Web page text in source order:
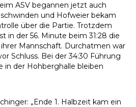
ASV begannen jetzt auch
und Hofweier bekam
über die Partie. Trotzdem
in der 56. Minute beim 31:28 die
Mannschaft. Durchatmen war
Schluss. Bei der 34:30 Führung
in der Hohberghalle bleiben
„Ende 1. Halbzeit kam ein